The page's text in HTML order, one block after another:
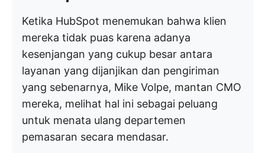
Ketika HubSpot menemukan bahwa klien
mereka tidak puas karena adanya
kesenjangan yang cukup besar antara
layanan yang dijanjikan dan pengiriman
yang sebenarnya, Mike Volpe, mantan CMO
mereka, melihat hal ini sebagai peluang
untuk menata ulang departemen
pemasaran secara mendasar.